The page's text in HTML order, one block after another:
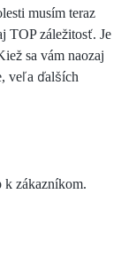
musím teraz
TOP záležitosť. Je
sa vám naozaj
veľa ďalších
k zákazníkom.